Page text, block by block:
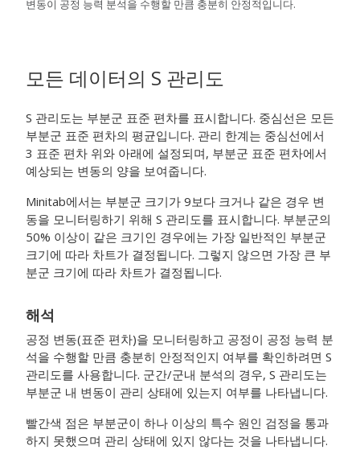
변동이 공정 능력 분석을 수행할 만큼 충분히 안정적입니다.
모든 데이터의 S 관리도
S 관리도는 부분군 표준 편차를 표시합니다. 중심선은 모든
부분군 표준 편차의 평균입니다. 관리 한계는 중심선에서
3 표준 편차 위와 아래에 설정되며, 부분군 표준 편차에서
예상되는 변동의 양을 보여줍니다.
Minitab에서는 부분군 크기가 9보다 크거나 같은 경우 변
동을 모니터링하기 위해 S 관리도를 표시합니다. 부분군의
50% 이상이 같은 크기인 경우에는 가장 일반적인 부분군
크기에 따라 차트가 결정됩니다. 그렇지 않으면 가장 큰 부
분군 크기에 따라 차트가 결정됩니다.
해석
공정 변동(표준 편차)을 모니터링하고 공정이 공정 능력 분
석을 수행할 만큼 충분히 안정적인지 여부를 확인하려면 S
관리도를 사용합니다. 군간/군내 분석의 경우, S 관리도는
부분군 내 변동이 관리 상태에 있는지 여부를 나타냅니다.
빨간색 점은 부분군이 하나 이상의 특수 원인 검정을 통과
하지 못했으며 관리 상태에 있지 않다는 것을 나타냅니다.